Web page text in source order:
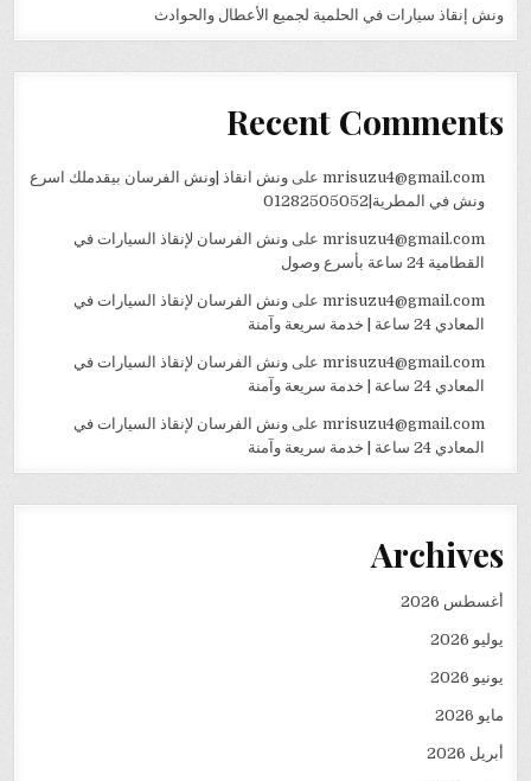
ونش إنقاذ سيارات في الحلمية لجميع الأعطال والحوادث
Recent Comments
mrisuzu4@gmail.comعلى ونش انقاذ |ونش الفرسان بيقدملك اسرع
ونش في المطرية|01282505052
mrisuzu4@gmail.comعلى ونش الفرسان لإنقاذ السيارات في
القطامية 24 ساعة بأسرع وصول
mrisuzu4@gmail.comعلى ونش الفرسان لإنقاذ السيارات في
المعادي 24 ساعة | خدمة سريعة وآمنة
mrisuzu4@gmail.comعلى ونش الفرسان لإنقاذ السيارات في
المعادي 24 ساعة | خدمة سريعة وآمنة
mrisuzu4@gmail.comعلى ونش الفرسان لإنقاذ السيارات في
المعادي 24 ساعة | خدمة سريعة وآمنة
Archives
أغسطس 2026
يوليو 2026
يونيو 2026
مايو 2026
أبريل 2026